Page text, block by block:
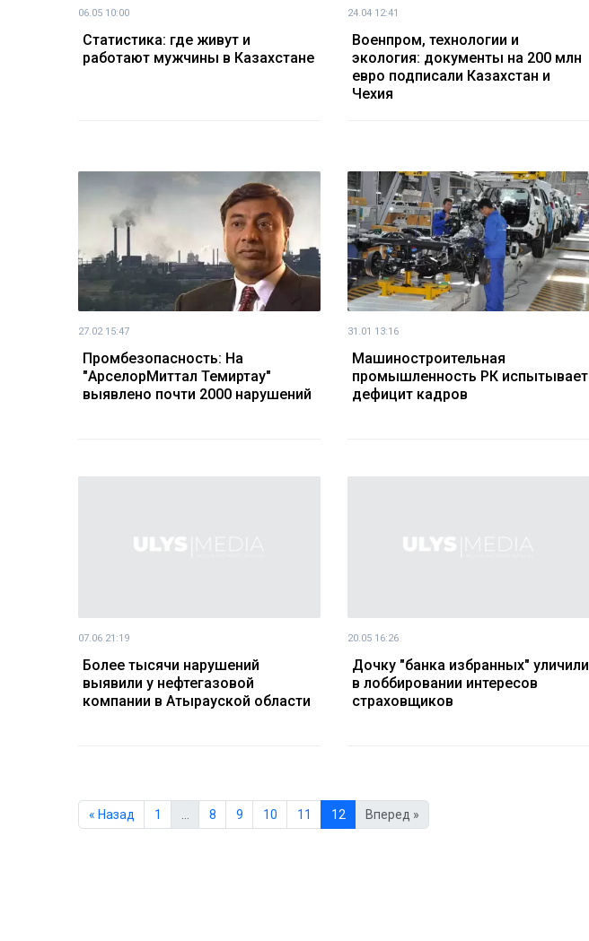
06.05 10:00
Статистика: где живут и
работают мужчины в Казахстане
24.04 12:41
Военпром, технологии и
экология: документы на 200 млн
евро подписали Казахстан и
Чехия
27.02 15:47
Промбезопасность: На
"АрселорМиттал Темиртау"
выявлено почти 2000 нарушений
31.01 13:16
Машиностроительная
промышленность РК испытывает
дефицит кадров
07.06 21:19
Более тысячи нарушений
выявили у нефтегазовой
компании в Атырауской области
20.05 16:26
Дочку "банка избранных" уличили
в лоббировании интересов
страховщиков
« Назад 1 8 9 10 11 12 Вперед »